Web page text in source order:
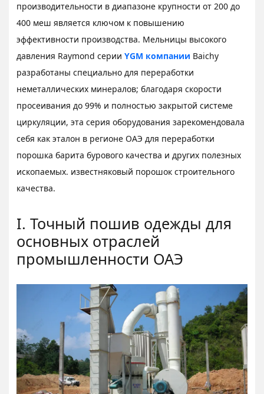
производительности в диапазоне крупности от 200 до
400 меш является ключом к повышению
эффективности производства. Мельницы высокого
давления Raymond серии YGM компании Baichy
разработаны специально для переработки
неметаллических минералов; благодаря скорости
просеивания до 99% и полностью закрытой системе
циркуляции, эта серия оборудования зарекомендовала
себя как эталон в регионе ОАЭ для переработки
порошка барита бурового качества и других полезных
ископаемых. известняковый порошок строительного
качества.
I. Точный пошив одежды для
основных отраслей
промышленности ОАЭ